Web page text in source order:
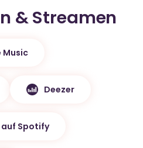
& Streamen
Music
Deezer
auf Spotify